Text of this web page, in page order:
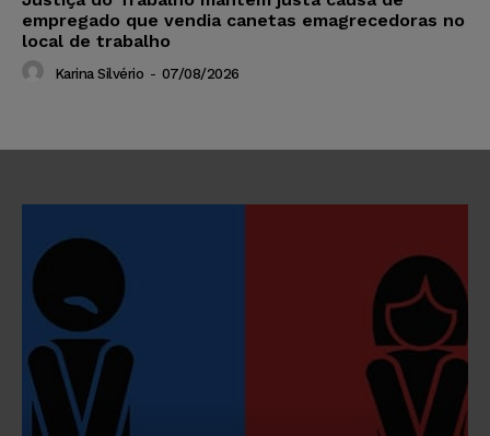
empregado que vendia canetas emagrecedoras no
local de trabalho
Karina Silvério - 07/08/2026